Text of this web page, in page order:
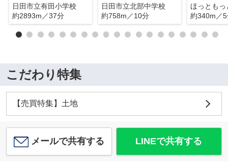
日田市立有田小学校
約2893m／37分
日田市立北部中学校
約758m／10分
約340m／
こだわり特集
【売買特集】土地
メールで共有する LINEで共有する